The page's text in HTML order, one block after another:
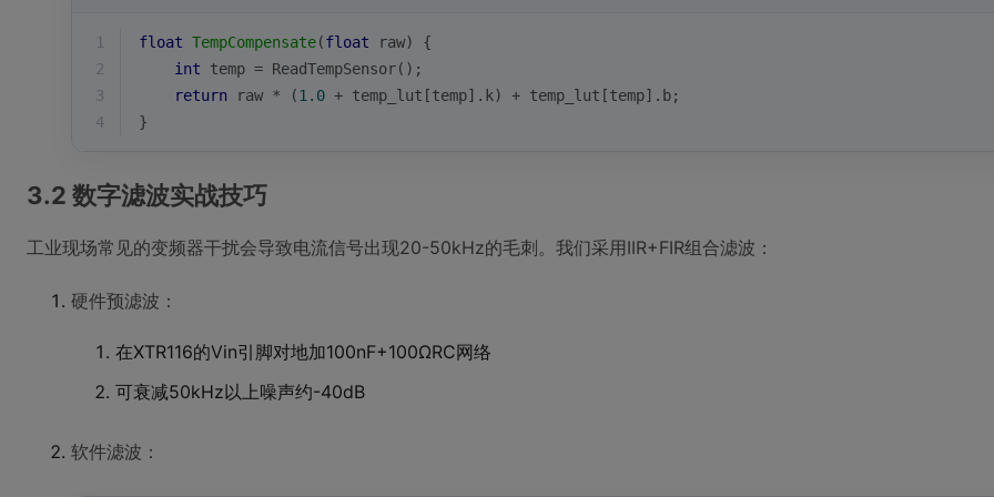
1 float TempCompensate(float raw)
{
2
int temp = ReadTempSensor();
3
return raw * (1.0 + temp_lut[temp].k) + temp_lut[temp].b;
4
}
3.2 数字滤波实战技巧
工业现场常见的变频器干扰会导致电流信号出现20-50kHz的毛刺。我们采用IIR+FIR组合滤波：
硬件预滤波：
在XTR116的Vin引脚对地加100nF+100ΩRC网络
可衰减50kHz以上噪声约-40dB
软件滤波：